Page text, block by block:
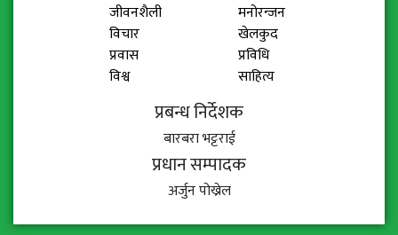
जीवनशैली
मनोरन्जन
विचार
खेलकुद
प्रवास
प्रविधि
विश्व
साहित्य
प्रबन्ध निर्देशक
बारबरा भट्टराई
प्रधान सम्पादक
अर्जुन पोख्रेल